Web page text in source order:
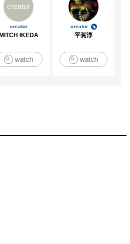
creator
creator
IKEDA
creator
平賀淳